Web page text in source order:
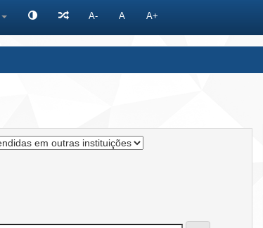
A- A A+